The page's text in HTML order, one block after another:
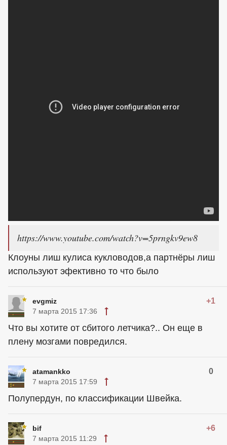
https://www.youtube.com/watch?v=5prngkv9ew8
Клоуны лиш кулиса кукловодов,а партнёры лиш
используют эфективно то что было
evgmiz +1
7 марта 2015 17:36
Что вы хотите от сбитого летчика?.. Он еще в
плену мозгами повредился.
atamankko 0
7 марта 2015 17:59
Полупердун, по классификации Швейка.
bif +6
7 марта 2015 11:29